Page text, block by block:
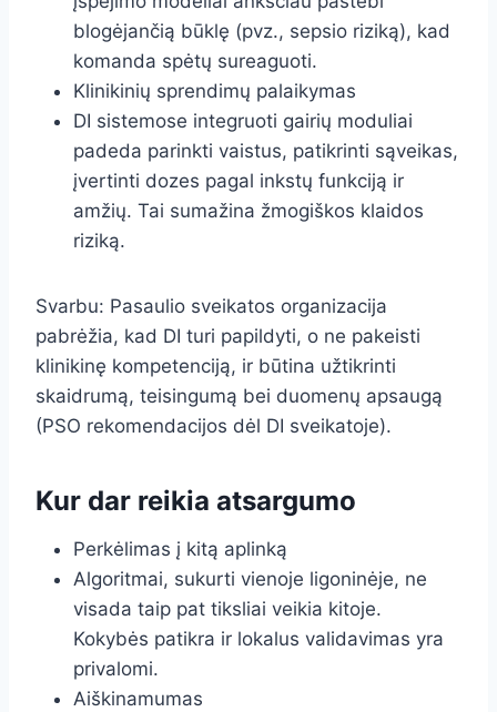
blogėjančią būklę (pvz., sepsio riziką), kad
komanda spėtų sureaguoti.
Klinikinių sprendimų palaikymas
DI sistemose integruoti gairių moduliai
padeda parinkti vaistus, patikrinti sąveikas,
įvertinti dozes pagal inkstų funkciją ir
amžių. Tai sumažina žmogiškos klaidos
riziką.
Svarbu: Pasaulio sveikatos organizacija
pabrėžia, kad DI turi papildyti, o ne pakeisti
klinikinę kompetenciją, ir būtina užtikrinti
skaidrumą, teisingumą bei duomenų apsaugą
(PSO rekomendacijos dėl DI sveikatoje).
Kur dar reikia atsargumo
Perkėlimas į kitą aplinką
Algoritmai, sukurti vienoje ligoninėje, ne
visada taip pat tiksliai veikia kitoje.
Kokybės patikra ir lokalus validavimas yra
privalomi.
Aiškinamumas